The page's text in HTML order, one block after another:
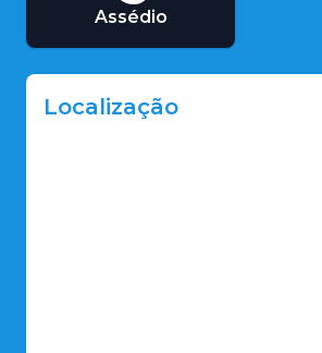
Assédio
Localização